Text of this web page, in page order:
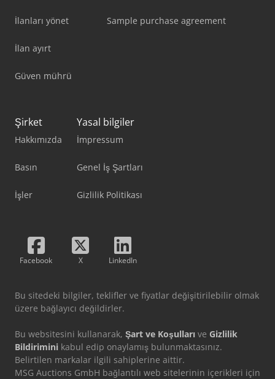
İlanları yönet
İlan ayırt
Güven mührü
Sample purchase agreement
Şirket
Hakkımızda
Basın
İşler
Yasal bilgiler
İmpressum
Genel İş Şartları
Gizlilik Politikası
Facebook X LinkedIn
Bu sitedeki bilgiler, teklifler ve fiyatlar değişitirilebilir olmak
üzere bağlayıcı değildirler.
Bu websitesini kullanarak, Şart ve Koşulları ve Gizlilik
Bildirimini kabul edip onaylamış bulunmaktasınız.
Belirtilen markalar ilgili sahiplerine aittir.
MSG Auctions GmbH bağlantılı web sitelerinin içerikleri için